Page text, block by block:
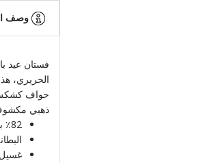
وصف
فستان عيد
الحريري،
حواف كشكش
ذهبي
٪82 بوليستر ، 18٪ نيلون
البطانة 100٪
غسيل آلي